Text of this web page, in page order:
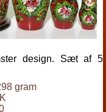
design. Sæt af 5
gram